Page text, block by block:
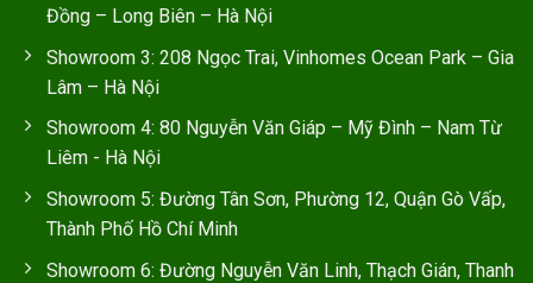
Đồng – Long Biên – Hà Nội
Showroom 3: 208 Ngọc Trai, Vinhomes Ocean Park – Gia
Lâm – Hà Nội
Showroom 4: 80 Nguyễn Văn Giáp – Mỹ Đình – Nam Từ
Liêm - Hà Nội
Showroom 5: Đường Tân Sơn, Phường 12, Quận Gò Vấp,
Thành Phố Hồ Chí Minh
Showroom 6: Đường Nguyễn Văn Linh, Thạch Gián, Thanh